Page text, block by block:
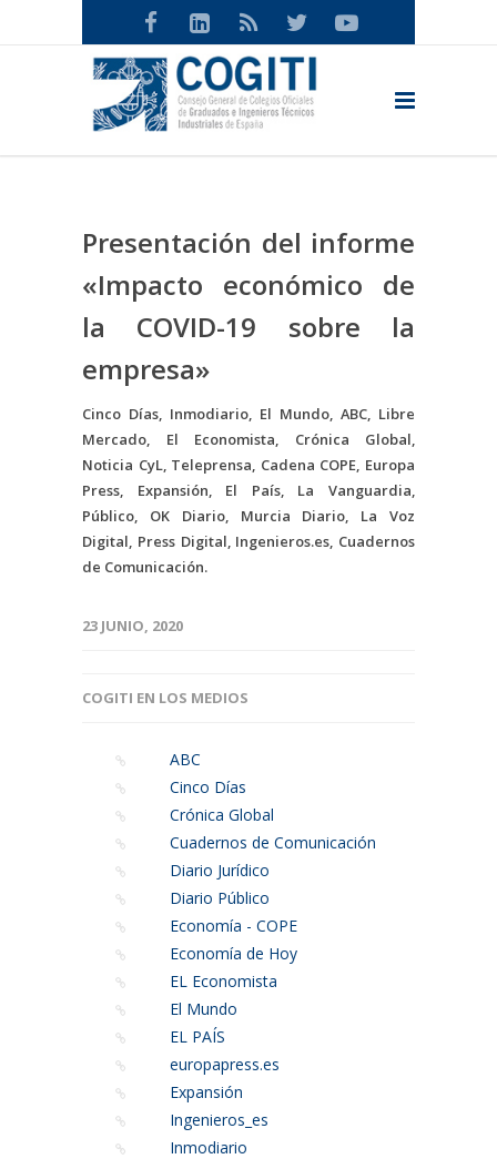
Presentación del informe
«Impacto económico de
la COVID-19 sobre la
empresa»
Cinco Días, Inmodiario, El Mundo, ABC, Libre
Mercado, El Economista, Crónica Global,
Noticia CyL, Teleprensa, Cadena COPE, Europa
Press, Expansión, El País, La Vanguardia,
Público, OK Diario, Murcia Diario, La Voz
Digital, Press Digital, Ingenieros.es, Cuadernos
de Comunicación.
23 JUNIO, 2020
COGITI EN LOS MEDIOS
ABC
Cinco Días
Crónica Global
Cuadernos de Comunicación
Diario Jurídico
Diario Público
Economía - COPE
Economía de Hoy
EL Economista
El Mundo
EL PAÍS
europapress.es
Expansión
Ingenieros_es
Inmodiario